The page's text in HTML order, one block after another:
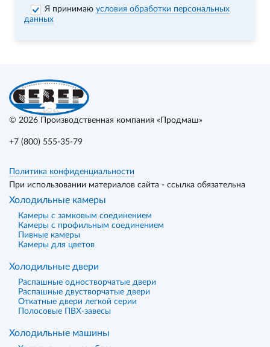
Я принимаюусловия обработки персональных
данных
© 2026 Производственная компания «Продмаш»
+7 (800) 555-35-79
Политика конфиденциальности
При использовании материалов сайта - ссылка обязательна
Холодильные камеры
Камеры с замковым соединением
Камеры с профильным соединением
Пивные камеры
Камеры для цветов
Холодильные двери
Распашные одностворчатые двери
Распашные двустворчатые двери
Откатные двери легкой серии
Полосовые ПВХ-завесы
Холодильные машины